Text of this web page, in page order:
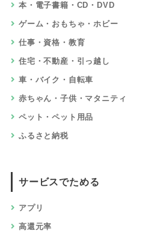
本・電子書籍・CD・DVD
ゲーム・おもちゃ・ホビー
仕事・資格・教育
住宅・不動産・引っ越し
車・バイク・自転車
赤ちゃん・子供・マタニティ
ペット・ペット用品
ふるさと納税
サービスでためる
アプリ
高還元率